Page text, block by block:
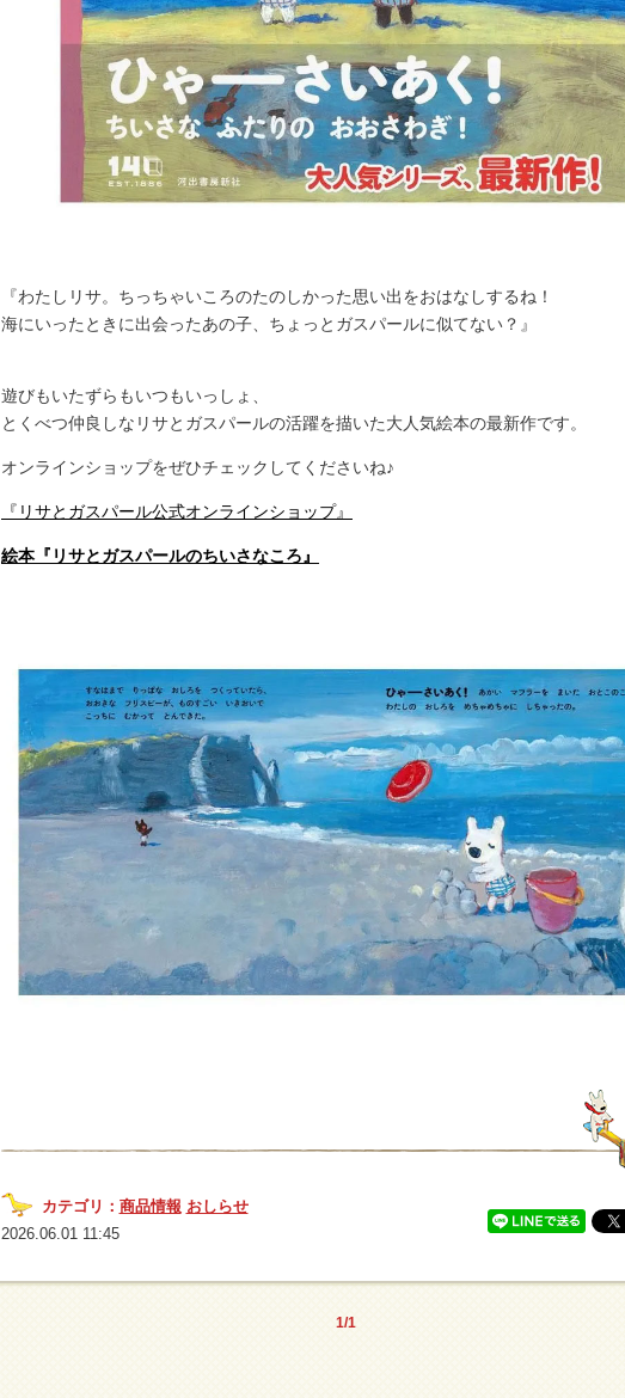
『わたしリサ。ちっちゃいころのたのしかった思い出をおはなしするね！
海にいったときに出会ったあの子、ちょっとガスパールに似てない？』
遊びもいたずらもいつもいっしょ、
とくべつ仲良しなリサとガスパールの活躍を描いた大人気絵本の最新作です。
オンラインショップをぜひチェックしてくださいね♪
『リサとガスパール公式オンラインショップ』
絵本『リサとガスパールのちいさなころ』
カテゴリ： 商品情報 おしらせ
2026.06.01 11:45
1/1